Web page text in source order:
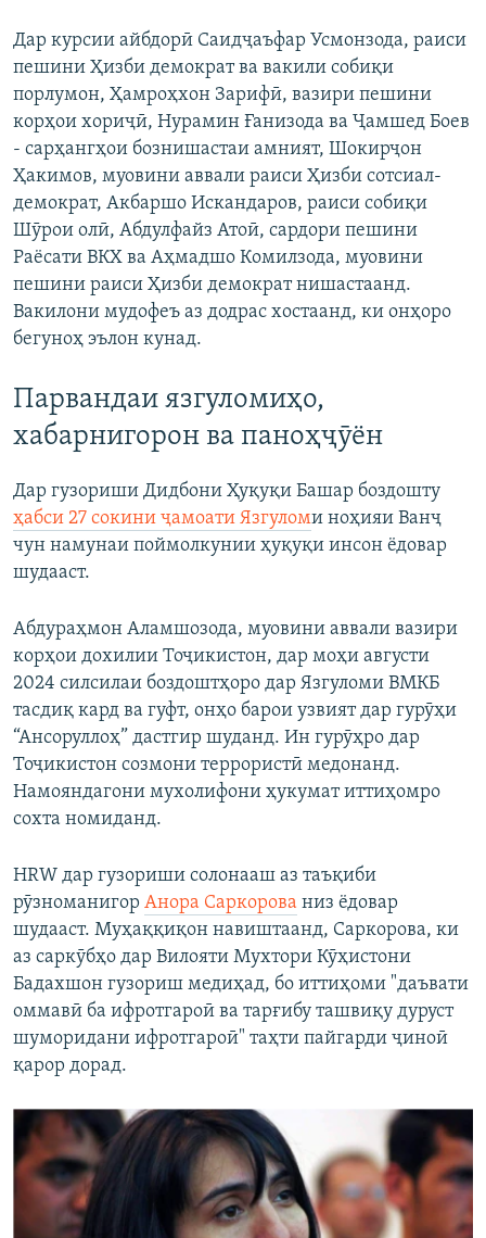
Дар курсии айбдорӣ Саидҷаъфар Усмонзода, раиси
пешини Ҳизби демократ ва вакили собиқи
порлумон, Ҳамроҳхон Зарифӣ, вазири пешини
корҳои хориҷӣ, Нурамин Ғанизода ва Ҷамшед Боев
- сарҳангҳои бознишастаи амният, Шокирҷон
Ҳакимов, муовини аввали раиси Ҳизби сотсиал-
демократ, Акбаршо Искандаров, раиси собиқи
Шӯрои олӣ, Абдулфайз Атоӣ, сардори пешини
Раёсати ВКХ ва Аҳмадшо Комилзода, муовини
пешини раиси Ҳизби демократ нишастаанд.
Вакилони мудофеъ аз додрас хостаанд, ки онҳоро
бегуноҳ эълон кунад.
Парвандаи язгуломиҳо,
хабарнигорон ва паноҳҷӯён
Дар гузориши Дидбони Ҳуқуқи Башар боздошту
ҳабси 27 сокини ҷамоати Язгуломи ноҳияи Ванҷ
чун намунаи поймолкунии ҳуқуқи инсон ёдовар
шудааст.
Абдураҳмон Аламшозода, муовини аввали вазири
корҳои дохилии Тоҷикистон, дар моҳи августи
2024 силсилаи боздоштҳоро дар Язгуломи ВМКБ
тасдиқ кард ва гуфт, онҳо барои узвият дар гурӯҳи
“Ансоруллоҳ” дастгир шуданд. Ин гурӯҳро дар
Тоҷикистон созмони террористӣ медонанд.
Намояндагони мухолифони ҳукумат иттиҳомро
сохта номиданд.
HRW дар гузориши солонааш аз таъқиби
рӯзноманигор Анора Саркорова низ ёдовар
шудааст. Муҳаққиқон навиштаанд, Саркорова, ки
аз саркӯбҳо дар Вилояти Мухтори Кӯҳистони
Бадахшон гузориш медиҳад, бо иттиҳоми "даъвати
оммавӣ ба ифротгароӣ ва тарғибу ташвиқу дуруст
шуморидани ифротгароӣ" таҳти пайгарди ҷиноӣ
қарор дорад.